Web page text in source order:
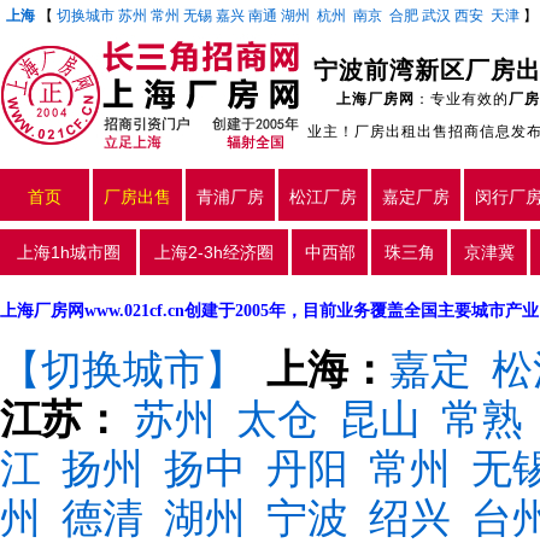
上海 【 切换城市 苏州 常州 无锡 嘉兴 南通 湖州 杭州 南京 合肥 武汉 西安 天津 】
上海厂房网 ：专业有效的厂
业主！厂房出租出售招商信息发
首页 厂房出售 青浦厂房 松江厂房 嘉定厂房 闵行厂
上海1h城市圈 上海2-3h经济圈 中西部 珠三角 京津冀
上海厂房网www.021cf.cn创建于2005年，目前业务覆盖全国主要城市产
【切换城市】 上海： 嘉定
江苏： 苏州 太仓 昆山 常熟
江 扬州 扬中 丹阳 常州
无
州
德清 湖州 宁波 绍兴 台